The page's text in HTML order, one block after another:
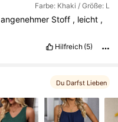
Farbe: Khaki / Größe: L
angenehmer Stoff , leicht ,
Hilfreich (5)
Du Darfst Lieben